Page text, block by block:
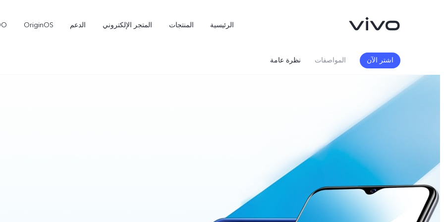
الرئيسية المنتجات المتجر الإلكتروني الدعم OriginOS
X300 Ultra
نظرة عامة المواصفات اشتر الآن